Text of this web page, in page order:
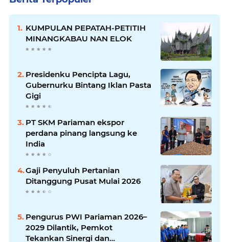
KUMPULAN PEPATAH-PETITIH
MINANGKABAU NAN ELOK
Presidenku Pencipta Lagu,
Gubernurku Bintang Iklan Pasta
Gigi
PT SKM Pariaman ekspor
perdana pinang langsung ke
India
Gaji Penyuluh Pertanian
Ditanggung Pusat Mulai 2026
Pengurus PWI Pariaman 2026–
2029 Dilantik, Pemkot
Tekankan Sinergi dan